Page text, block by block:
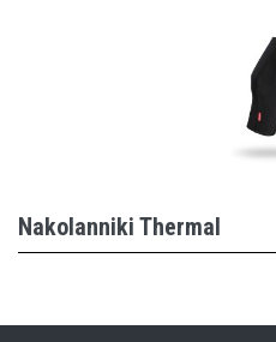
Nakolanniki Thermal